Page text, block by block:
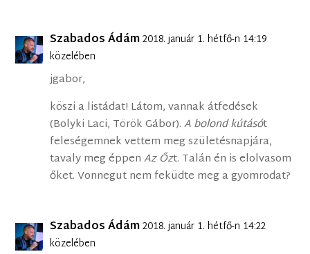
Szabados Ádám2018. január 1. hétfő-n 14:19
közelében
jgabor,
köszi a listádat! Látom, vannak átfedések
(Bolyki Laci, Török Gábor).A bolond kútásót
feleségemnek vettem meg születésnapjára,
tavaly meg éppenAz Őzt. Talán én is elolvasom
őket. Vonnegut nem feküdte meg a gyomrodat?
Szabados Ádám2018. január 1. hétfő-n 14:22
közelében